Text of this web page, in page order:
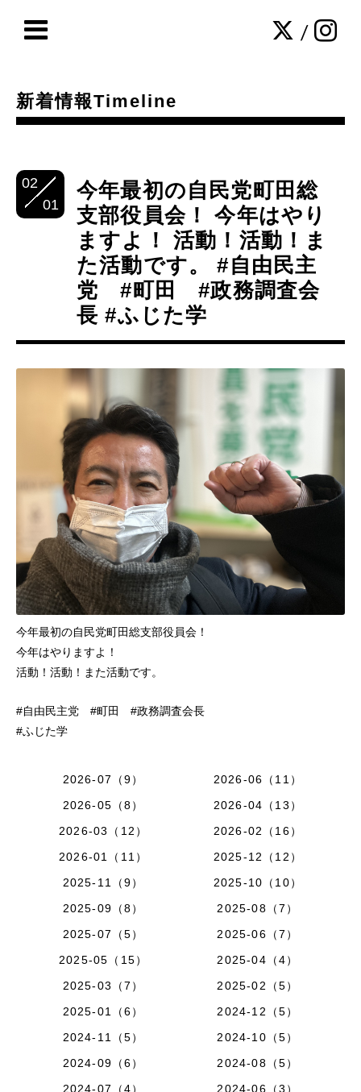
/
新着情報Timeline
02
01
今年最初の自民党町田総
支部役員会！ 今年はやり
ますよ！ 活動！活動！ま
た活動です。 #自由民主
党 #町田 #政務調査会
長 #ふじた学
今年最初の自民党町田総支部役員会！
今年はやりますよ！
活動！活動！また活動です。
#自由民主党 #町田 #政務調査会長
#ふじた学
2026-07（9）
2026-06（11）
2026-05（8）
2026-04（13）
2026-03（12）
2026-02（16）
2026-01（11）
2025-12（12）
2025-11（9）
2025-10（10）
2025-09（8）
2025-08（7）
2025-07（5）
2025-06（7）
2025-05（15）
2025-04（4）
2025-03（7）
2025-02（5）
2025-01（6）
2024-12（5）
2024-11（5）
2024-10（5）
2024-09（6）
2024-08（5）
2024-07（4）
2024-06（3）